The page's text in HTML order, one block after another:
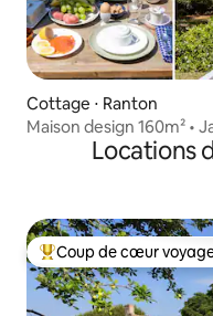
Cottage ⋅ Ranton
Maison design 160m² •
Locations
Coups de cœur
Coup de cœur